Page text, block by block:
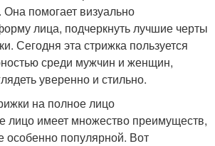
помогает визуально
лица, подчеркнуть лучшие черты
Сегодня эта стрижка пользуется
среди мужчин и женщин,
уверенно и стильно.
на полное лицо
лицо имеет множество преимуществ,
особенно популярной. Вот